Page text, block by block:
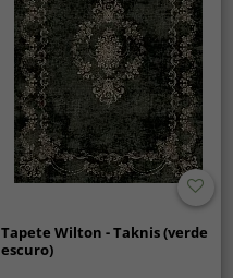
Tapete Wilton - Taknis (verde
escuro)